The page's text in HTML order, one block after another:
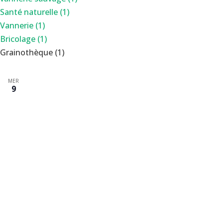
Santé naturelle (1)
Vannerie (1)
Bricolage (1)
Grainothèque (1)
MER
9